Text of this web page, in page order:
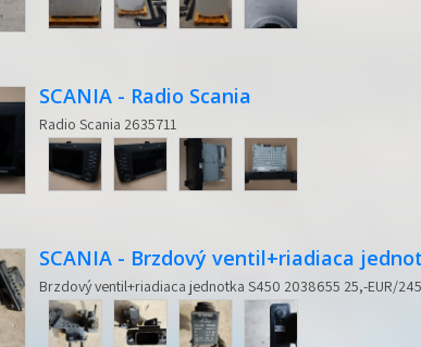
SCANIA - Radio Scania
Radio Scania 2635711
SCANIA - Brzdový ventil+riadiaca
Brzdový ventil+riadiaca jednotka S450 2038655 25,-EUR/